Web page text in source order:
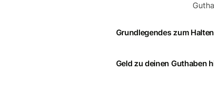
Grundlegendes zum
Geld zu deinen Guthaben